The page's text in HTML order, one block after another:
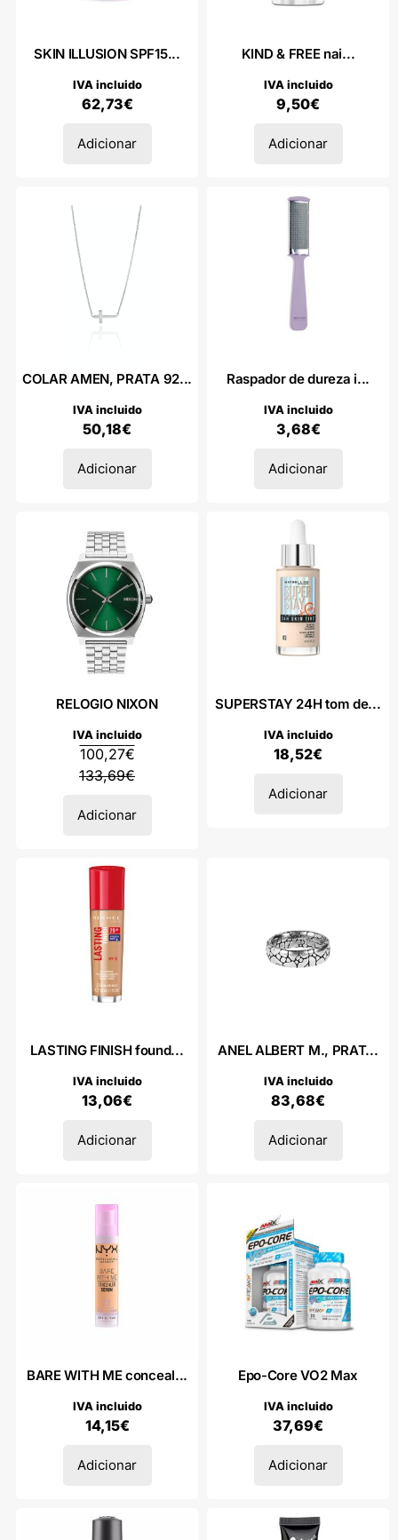
SKIN ILLUSION SPF15...
62,73€
IVA incluido
Adicionar
KIND & FREE nai...
9,50€
IVA incluido
Adicionar
COLAR AMEN, PRATA 92...
50,18€
IVA incluido
Adicionar
Raspador de dureza i...
3,68€
IVA incluido
Adicionar
RELOGIO NIXON
133,69€
100,27€
IVA incluido
Adicionar
SUPERSTAY 24H tom de...
18,52€
IVA incluido
Adicionar
LASTING FINISH found...
13,06€
IVA incluido
Adicionar
ANEL ALBERT M., PRAT...
83,68€
IVA incluido
Adicionar
BARE WITH ME conceal...
14,15€
IVA incluido
Adicionar
Epo-Core VO2 Max
37,69€
IVA incluido
Adicionar